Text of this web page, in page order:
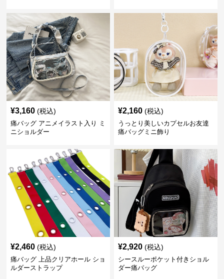
¥3,160 (税込)
痛バッグ アニメイラスト入り ミ
ニショルダー
¥2,160 (税込)
うっとり美しいカプセルお友達
痛バッグミニ飾り
¥2,460 (税込)
痛バッグ 上品クリアホール ショ
ルダーストラップ
¥2,920 (税込)
シースルーポケット付きショル
ダー痛バッグ